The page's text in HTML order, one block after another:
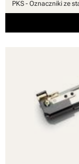
PKS - Oznaczniki ze